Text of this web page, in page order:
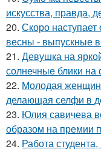
искусства, правда,
20. Скоро
весны - выпускные
21. Девушка на
солнечные блики на
22. Молодая
делающая селфи в
23. Юлия савичева
образом на премии
24. Работа